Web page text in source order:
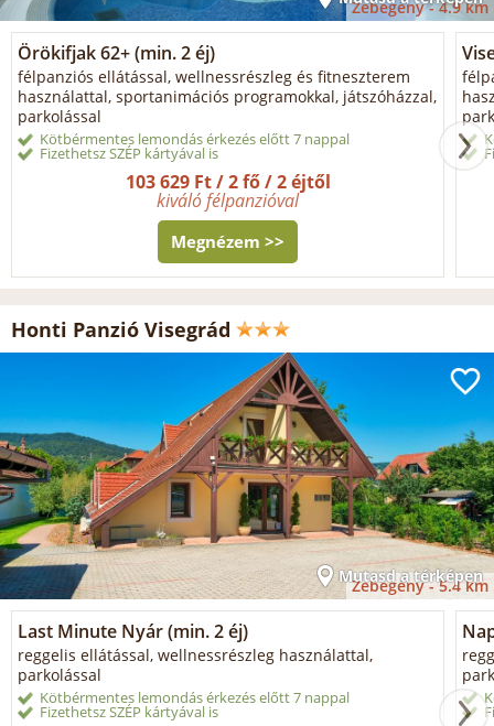
Zebegény -4.9 km
Örökifjak 62+ (min. 2 éj)
félpanziós ellátással, wellnessrészleg és fitneszterem
használattal, sportanimációs programokkal, játszóházzal,
parkolással
Kötbérmentes lemondás érkezés előtt 7 nappal
Fizethetsz SZÉP kártyával is
103 629 Ft / 2 fő / 2 éjtől
kiváló félpanzióval
Megnézem >>
Honti Panzió Visegrád
Mutasd a térképen
Zebegény -5.4 km
Last Minute Nyár (min. 2 éj)
reggelis ellátással, wellnessrészleg használattal,
parkolással
Kötbérmentes lemondás érkezés előtt 7 nappal
Fizethetsz SZÉP kártyával is